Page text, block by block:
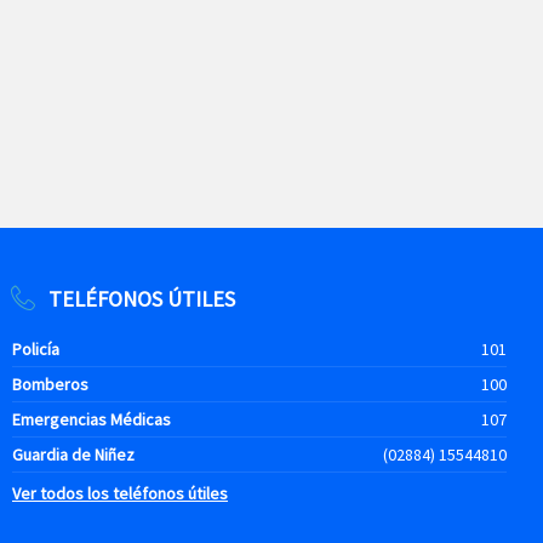
TELÉFONOS ÚTILES
Policía
101
Bomberos
100
Emergencias Médicas
107
Guardia de Niñez
(02884) 15544810
Ver todos los teléfonos útiles